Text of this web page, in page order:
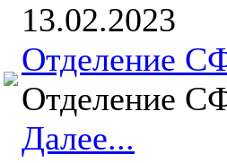
13.02.2023
Отделение
Отделение
Далее...